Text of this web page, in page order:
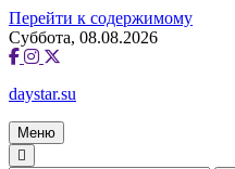
Перейти к содержимому
Суббота, 08.08.2026
daystar.su
Меню